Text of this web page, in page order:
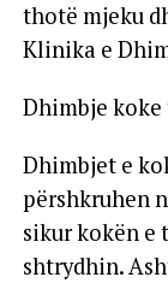
thotë mjeku
Klinika e
Dhimbje
Dhimbjet e
përshkruhen
sikur kokën e
shtrydhin.